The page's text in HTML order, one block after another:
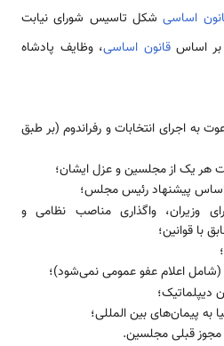
اساسیشکل تاسیس شورای نیابت
بر اساسقانون اساسی، وظایف پادشاه
به اجرای انتخابات و رفراندوم (بر طبق
هر یک از مجلسین و عزل ایشان؛
پیشنهاد رئیس مجلس؛
وزیران، واگذاری مناصب نظامی و
با قوانین؛
(شامل اعلام عفو عمومی نمی‌شود)؛
دیپلماتیک؛
به پیمان‌های بین المللی؛
قبلی مجلسین.